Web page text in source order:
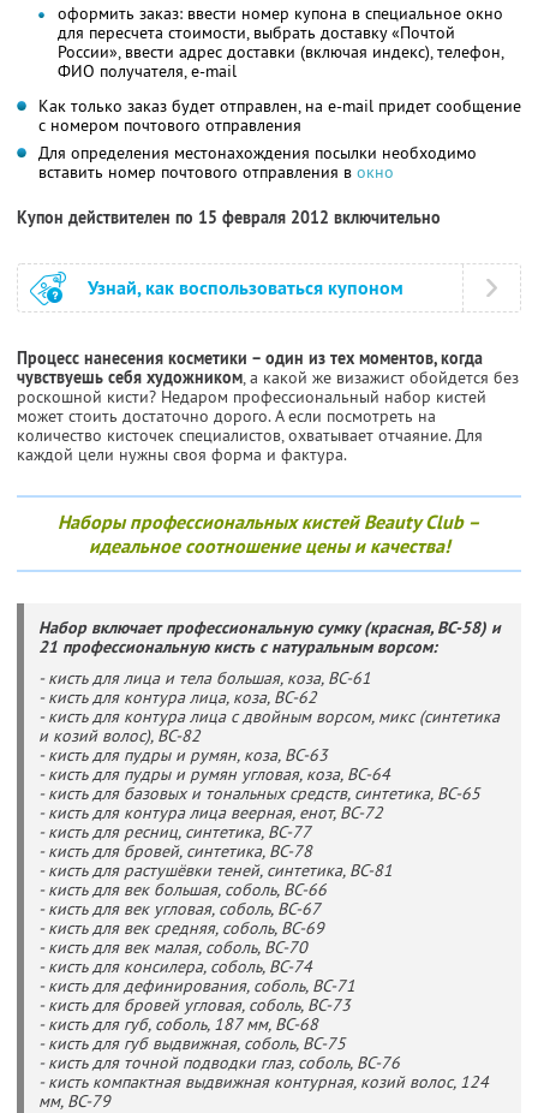
оформить заказ: ввести номер купона в специальное окно
для пересчета стоимости, выбрать доставку «Почтой
России», ввести адрес доставки (включая индекс), телефон,
ФИО получателя, e-mail
Как только заказ будет отправлен, на e-mail придет сообщение
с номером почтового отправления
Для определения местонахождения посылки необходимо
вставить номер почтового отправления в окно
Купон действителен по 15 февраля 2012 включительно
Узнай, как воспользоваться купоном
Процесс нанесения косметики – один из тех моментов, когда
чувствуешь себя художником, а какой же визажист обойдется без
роскошной кисти? Недаром профессиональный набор кистей
может стоить достаточно дорого. А если посмотреть на
количество кисточек специалистов, охватывает отчаяние. Для
каждой цели нужны своя форма и фактура.
Наборы профессиональных кистей Beauty Club –
идеальное соотношение цены и качества!
Набор включает профессиональную сумку (красная, BC-58) и
21 профессиональную кисть с натуральным ворсом:
- кисть для лица и тела большая, коза, BC-61
- кисть для контура лица, коза, BC-62
- кисть для контура лица с двойным ворсом, микс (синтетика
и козий волос), BC-82
- кисть для пудры и румян, коза, BC-63
- кисть для пудры и румян угловая, коза, BC-64
- кисть для базовых и тональных средств, синтетика, BC-65
- кисть для контура лица веерная, енот, BC-72
- кисть для ресниц, синтетика, BC-77
- кисть для бровей, синтетика, BC-78
- кисть для растушёвки теней, синтетика, BC-81
- кисть для век большая, соболь, BC-66
- кисть для век угловая, соболь, BC-67
- кисть для век средняя, соболь, BC-69
- кисть для век малая, соболь, BC-70
- кисть для консилера, соболь, BC-74
- кисть для дефинирования, соболь, BC-71
- кисть для бровей угловая, соболь, BC-73
- кисть для губ, соболь, 187 мм, BC-68
- кисть для губ выдвижная, соболь, BC-75
- кисть для точной подводки глаз, соболь, BC-76
- кисть компактная выдвижная контурная, козий волос, 124
мм, BC-79